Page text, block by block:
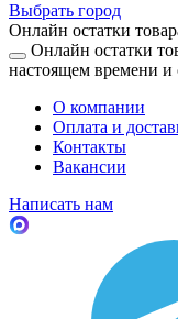
Выбрать город
Онлайн остатки
Онлайн остатки
настоящем времени и
О компании
Оплата и
Контакты
Вакансии
Написать нам